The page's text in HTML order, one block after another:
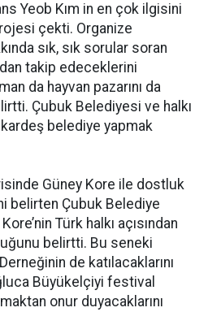
Yeob Kım in en çok ilgisini
çekti. Organize
sık, sık sorular soran
takip edeceklerini
da hayvan pazarını da
Çubuk Belediyesi ve halkı
belediye yapmak
Güney Kore ile dostluk
belirten Çubuk Belediye
Türk halkı açısından
belirtti. Bu seneki
de katılacaklarını
Büyükelçiyi festival
onur duyacaklarını